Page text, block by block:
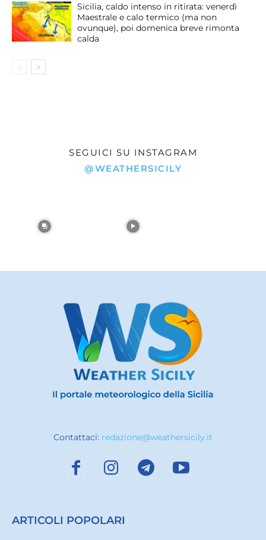
Sicilia, caldo intenso in ritirata: venerdì
Maestrale e calo termico (ma non
ovunque), poi domenica breve rimonta
calda
SEGUICI SU INSTAGRAM
@WEATHERSICILY
Contattaci: redazione@weathersicily.it
ARTICOLI POPOLARI